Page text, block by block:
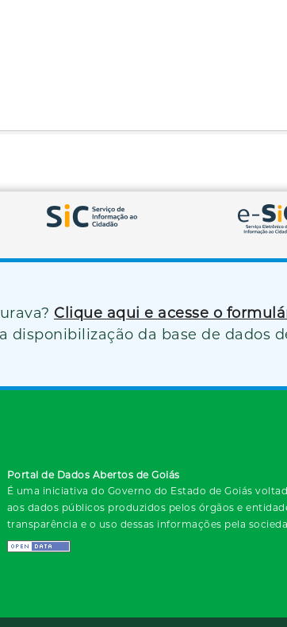
Clique aqui e acesse o
disponibilização da base de dados
Portal de Dados Abertos de Goiás
É uma iniciativa do Governo do Estado de Goiás
aos dados públicos produzidos pelos órgãos e
transparência e o uso dessas informações pela